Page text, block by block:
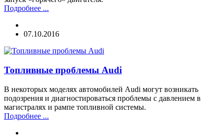
Подробнее ...
07.10.2016
Топливные проблемы Audi
В некоторых моделях автомобилей Audi могут возникать
подозрения и диагностироваться проблемы с давлением в
магистралях и рампе топливной системы.
Подробнее ...